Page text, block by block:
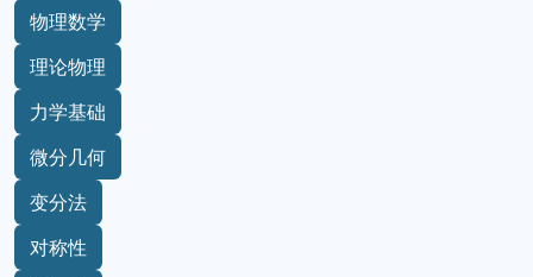
物理数学
理论物理
力学基础
微分几何
变分法
对称性